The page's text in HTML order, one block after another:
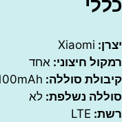
Xiaomi
חיצוני:אחד
סוללה:2100mAh
נשלפת:לא
LTE